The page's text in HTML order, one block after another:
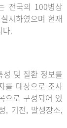
전국의 100병상
시하였으며 현재
다.
성 및 질환 정보를
를 대상으로 조사
으로 구성되어 있
, 기전, 발생장소,